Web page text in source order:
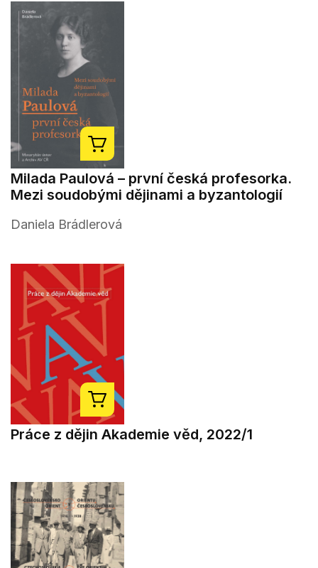
Milada Paulová – první česká profesorka.
Mezi soudobými dějinami a byzantologií
Daniela Brádlerová
Práce z dějin Akademie věd, 2022/1